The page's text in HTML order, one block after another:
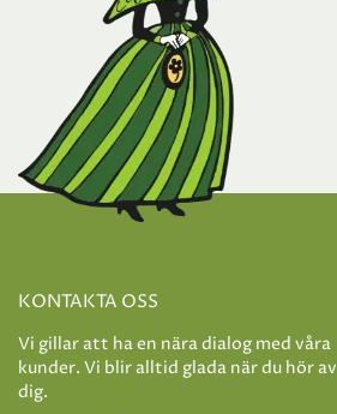
KONTAKTA OSS
Vi gillar att ha en nära dialog med våra
kunder. Vi blir alltid glada när du hör av
dig.